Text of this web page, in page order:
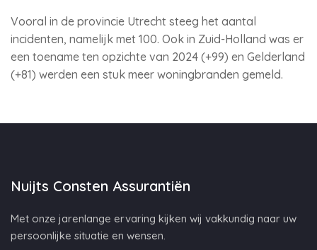
Vooral in de provincie Utrecht steeg het aantal
incidenten, namelijk met 100. Ook in Zuid-Holland was er
een toename ten opzichte van 2024 (+99) en Gelderland
(+81) werden een stuk meer woningbranden gemeld.
Nuijts Consten Assurantiën
Met onze jarenlange ervaring kijken wij vakkundig naar uw
persoonlijke situatie en wensen.